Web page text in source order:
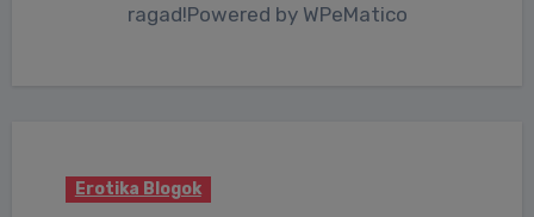
ragad!Powered by WPeMatico
Erotika Blogok